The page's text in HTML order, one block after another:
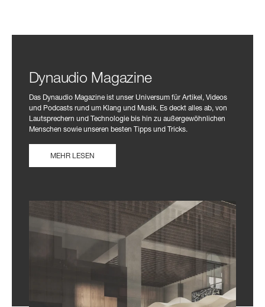
Dynaudio Magazine
Das Dynaudio Magazine ist unser Universum für Artikel, Videos
und Podcasts rund um Klang und Musik. Es deckt alles ab, von
Lautsprechern und Technologie bis hin zu außergewöhnlichen
Menschen sowie unseren besten Tipps und Tricks.
MEHR LESEN